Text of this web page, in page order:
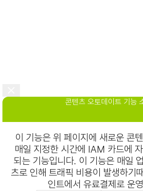
콘텐츠 오토데이트 기능
이 기능은 위 페이지에 새로운 콘
매일 지정한 시간에 IAM 카드에
되는 기능입니다. 이 기능은 매일
츠로 인해 트래픽 비용이 발생하기
인트에서 유료결제로 운